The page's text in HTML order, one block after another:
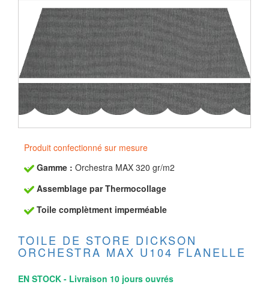
Produit confectionné sur mesure
Gamme : Orchestra MAX 320 gr/m2
Assemblage par Thermocollage
Toile complètment imperméable
TOILE DE STORE DICKSON
ORCHESTRA MAX U104 FLANELLE
EN STOCK - Livraison 10 jours ouvrés